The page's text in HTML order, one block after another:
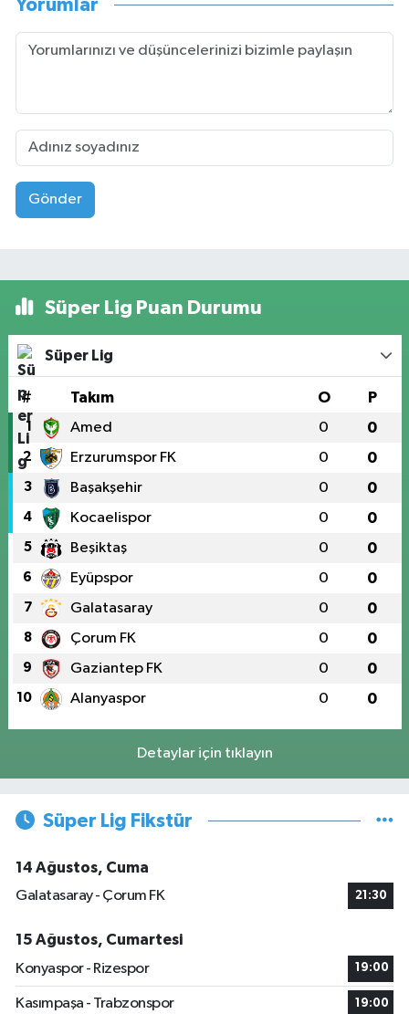
Yorumlar
Gönder
Süper Lig Puan Durumu
Süper Lig
# Takım O P
1 Amed 0 0
2 Erzurumspor FK 0 0
3 Başakşehir 0 0
4 Kocaelispor 0 0
5 Beşiktaş 0 0
6 Eyüpspor 0 0
7 Galatasaray 0 0
8 Çorum FK 0 0
9 Gaziantep FK 0 0
10 Alanyaspor 0 0
Detaylar için tıklayın
Süper Lig Fikstür
14 Ağustos, Cuma
Galatasaray - Çorum FK
21:30
15 Ağustos, Cumartesi
Konyaspor - Rizespor
19:00
Kasımpaşa - Trabzonspor 19:00